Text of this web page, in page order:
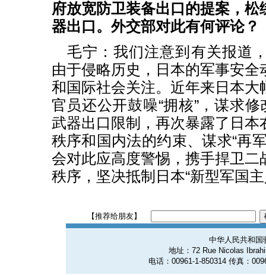
府放宽防卫装备出口的提案，
器出口。外交部对此有何评论？
毛宁：我们注意到有关报道
由于侵略历史，日本的军事安
和国际社会关注。近年来日本大
官员还公开鼓噪“拥核”，谋求修
武器出口限制，再次暴露了日本
秩序和国内法的约束、谋求“再
会对此应高度警惕，携手捍卫二
秩序，坚决抵制日本“新型军国
【推荐给朋友】
中华人民共和国
地址：72 Rue Nicolas
电话：00961-1-850314 传真：